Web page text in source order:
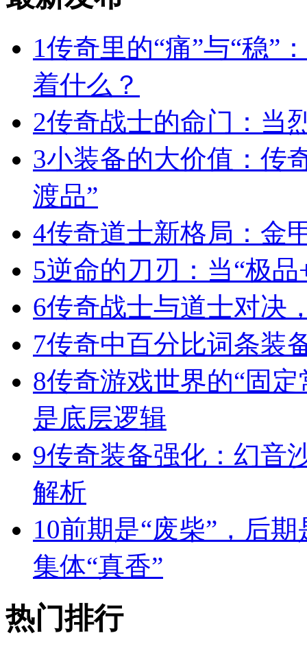
1传奇里的“痛”与“稳”
着什么？
2传奇战士的命门：当
3小装备的大价值：传
渡品”
4传奇道士新格局：金
5逆命的刀刃：当“极
6传奇战士与道士对决
7传奇中百分比词条装
8传奇游戏世界的“固
是底层逻辑
9传奇装备强化：幻音
解析
10前期是“废柴”，后
集体“真香”
热门排行